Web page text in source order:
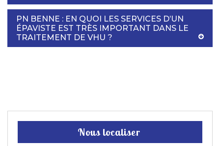
PN BENNE : EN QUOI LES SERVICES D’UN
ÉPAVISTE EST TRÈS IMPORTANT DANS LE
TRAITEMENT DE VHU ?
Nous localiser